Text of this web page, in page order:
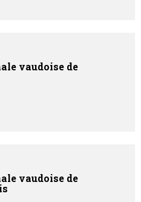
vaudoise de
vaudoise de